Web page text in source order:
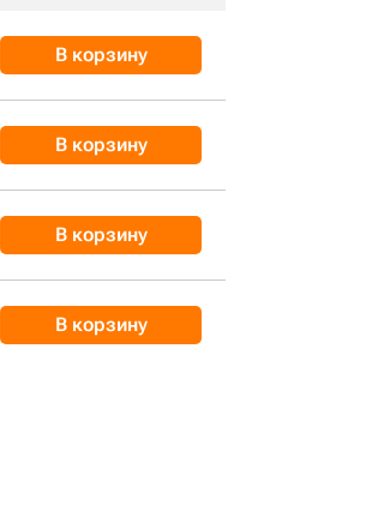
В корзину
В корзину
В корзину
В корзину